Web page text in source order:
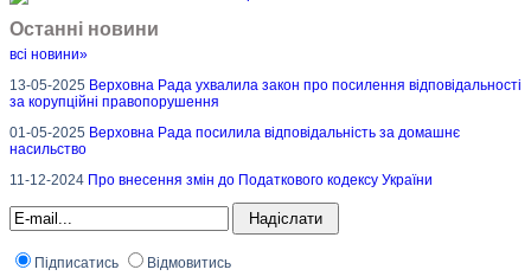
Останні новини
всі новини»
13-05-2025 Верховна Рада ухвалила закон про посилення відповідальності
за корупційні правопорушення
01-05-2025 Верховна Рада посилила відповідальність за домашнє
насильство
11-12-2024 Про внесення змін до Податкового кодексу України
Підписатись Відмовитись